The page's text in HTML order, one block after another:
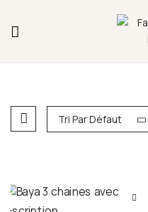
Tri Par Défaut
Fermeture annuelle
L'ajout au panier est
commande ni remise